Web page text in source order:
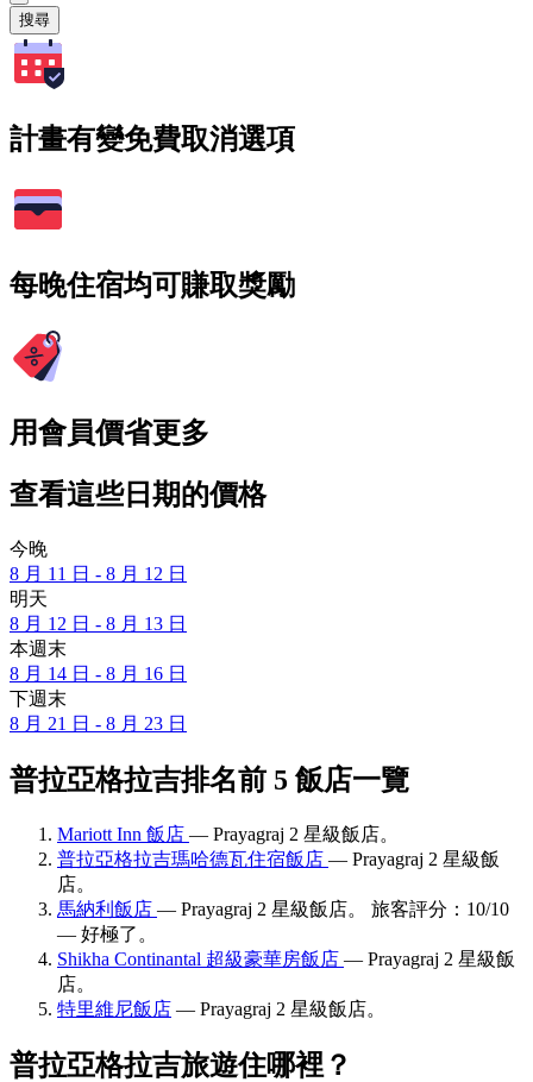
搜尋
計畫有變免費取消選項
每晚住宿均可賺取獎勵
用會員價省更多
查看這些日期的價格
今晚
8 月 11 日 - 8 月 12 日
明天
8 月 12 日 - 8 月 13 日
本週末
8 月 14 日 - 8 月 16 日
下週末
8 月 21 日 - 8 月 23 日
普拉亞格拉吉排名前 5 飯店一覽
Mariott Inn 飯店 — Prayagraj 2 星級飯店。
普拉亞格拉吉瑪哈德瓦住宿飯店 — Prayagraj 2 星級飯
店。
馬納利飯店 — Prayagraj 2 星級飯店。 旅客評分：10/10
— 好極了。
Shikha Continantal 超級豪華房飯店 — Prayagraj 2 星級飯
店。
特里維尼飯店 — Prayagraj 2 星級飯店。
普拉亞格拉吉旅遊住哪裡？